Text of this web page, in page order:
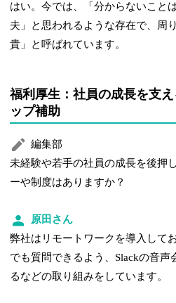
はい。今では、「分からないこと
夫」と思われるような存在で、周
貴」と呼ばれています。
福利厚生：社員の成長を支
ップ補助
編集部
未経験や若手の社員の成長を後押
ーや制度はありますか？
原田さん
弊社はリモートワークを導入して
でも質問できるよう、Slackの音声
るなどの取り組みをしています。